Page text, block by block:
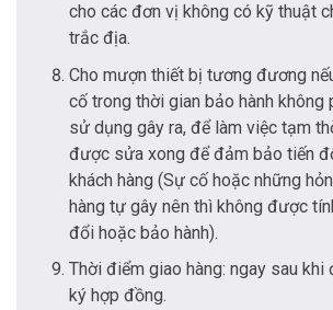
cho các đơn vị không có kỹ thuật
trắc địa.
Cho mượn thiết bị tương đương
cố trong thời gian bảo hành không
sử dụng gây ra, để làm việc tạm
được sửa xong để đảm bảo tiến
khách hàng (Sự cố hoặc những
hàng tự gây nên thì không được
đổi hoặc bảo hành).
Thời điểm giao hàng: ngay sau khi
ký hợp đồng.